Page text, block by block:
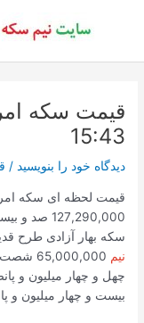
15:43
دیدگاه‌ خود را بنویسید /
سکه بهار آزادی طرح قدیم 120,000,000 صد و بیست
نیم
بیست و چهار میلیون و